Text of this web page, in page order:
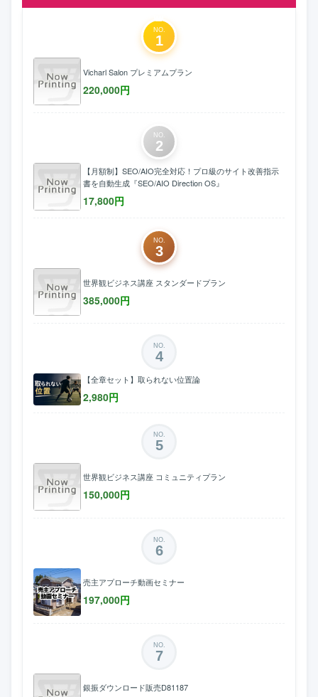
NO.
1
Vicharl Salon プレミアムプラン
220,000円
NO.
2
【月額制】SEO/AIO完全対応！プロ級のサイト改善指示
書を自動生成『SEO/AIO Direction OS』
17,800円
NO.
3
世界観ビジネス講座 スタンダードプラン
385,000円
NO.
4
【全章セット】取られない位置論
2,980円
NO.
5
世界観ビジネス講座 コミュニティプラン
150,000円
NO.
6
売主アプローチ動画セミナー
197,000円
NO.
7
銀振ダウンロード販売D81187